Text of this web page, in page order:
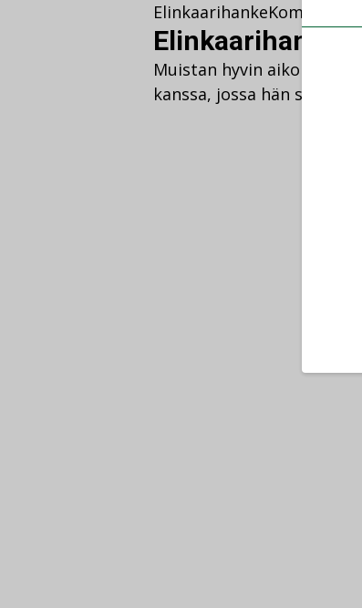
ElinkaarihankeKommentoi
Muistan hyvin aikoinaan
kanssa, jossa hän selvitti